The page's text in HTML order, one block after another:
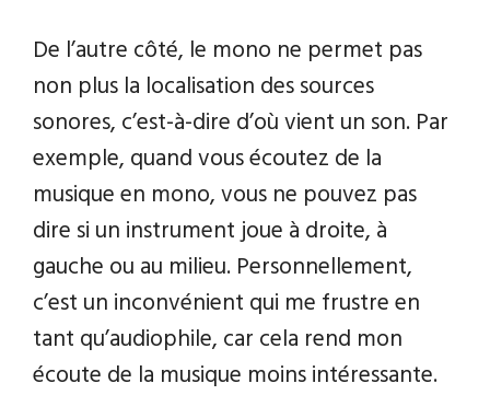
De l’autre côté, le mono ne permet pas
non plus la localisation des sources
sonores, c’est-à-dire d’où vient un son. Par
exemple, quand vous écoutez de la
musique en mono, vous ne pouvez pas
dire si un instrument joue à droite, à
gauche ou au milieu. Personnellement,
c’est un inconvénient qui me frustre en
tant qu’audiophile, car cela rend mon
écoute de la musique moins intéressante.